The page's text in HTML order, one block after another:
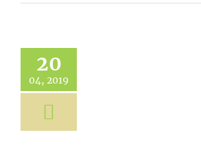
20
04, 2019